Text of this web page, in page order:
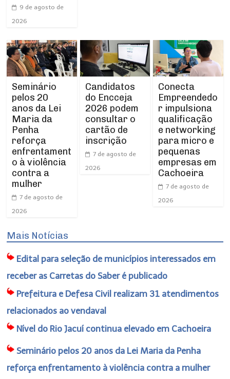
9 de agosto de
2026
Seminário
pelos 20
anos da Lei
Maria da
Penha
reforça
enfrentament
o à violência
contra a
mulher
7 de agosto de
2026
Candidatos
do Encceja
2026 podem
consultar o
cartão de
inscrição
7 de agosto de
2026
Conecta
Empreendedo
r impulsiona
qualificação
e networking
para micro e
pequenas
empresas em
Cachoeira
7 de agosto de
2026
Mais Notícias
Edital para seleção de municípios interessados em
receber as Carretas do Saber é publicado
Prefeitura e Defesa Civil realizam 31 atendimentos
relacionados ao vendaval
Nível do Rio Jacuí continua elevado em Cachoeira
Seminário pelos 20 anos da Lei Maria da Penha
reforça enfrentamento à violência contra a mulher